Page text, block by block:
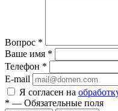
Вопрос *
Ваше имя *
Телефон *
E-mail
Я согласен на
* — Обязательные поля